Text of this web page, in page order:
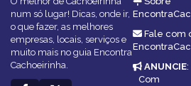
num só lugar! Dicas, onde ir,
o que fazer, as melhores
empresas, locais, serviços e
muito mais no guia Encontra
Cachoeirinha.
Fale com
ANUNCIE:
Com